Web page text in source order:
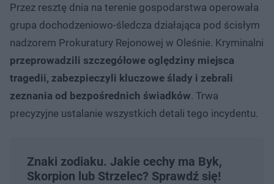
Przez resztę dnia na terenie gospodarstwa operowała
grupa dochodzeniowo-śledcza działająca pod ścisłym
nadzorem Prokuratury Rejonowej w Oleśnie. Kryminalni
przeprowadzili szczegółowe oględziny miejsca
tragedii, zabezpieczyli kluczowe ślady i zebrali
zeznania od bezpośrednich świadków. Trwa
precyzyjne ustalanie wszystkich detali tego incydentu.
Znaki zodiaku. Jakie cechy ma Byk,
Skorpion lub Strzelec? Sprawdź się!